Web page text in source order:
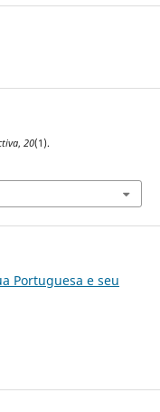
, 20(1).
Portuguesa e seu